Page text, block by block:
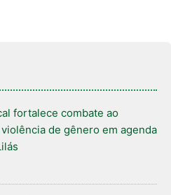
fortalece combate ao
de gênero em agenda